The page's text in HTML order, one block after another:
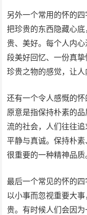
另外一个常用的怀的四
把珍贵的东西隐藏心
贵、美好。每个人内心
段美好回忆、一份真
珍贵之物的感觉，让人
还有一个令人感慨的怀
原意是指保持朴素的
流的社会，人们往往
平静与真诚。保持朴
很重要的一种精神品质
最后一个常见的怀的四
以小事而忽视重要大
贵。有时候人们会因